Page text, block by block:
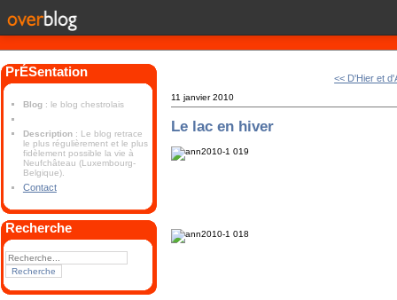
PrÉSentation
Blog : le blog chestrolais
Description : Le blog retrace
le plus régulièrement et le plus
fidèlement possible la vie à
Neufchâteau (Luxembourg-
Belgique).
Contact
Recherche
<< D'Hier et
11 janvier 2010
Le lac en hiver